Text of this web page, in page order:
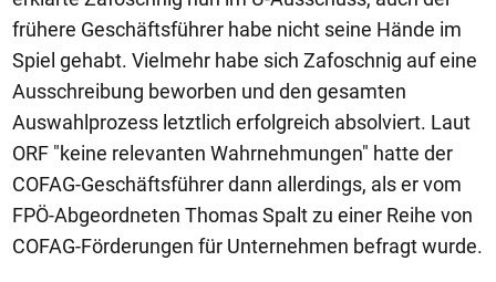
frühere Geschäftsführer habe nicht seine Hände im
Spiel gehabt. Vielmehr habe sich Zafoschnig auf eine
Ausschreibung beworben und den gesamten
Auswahlprozess letztlich erfolgreich absolviert. Laut
ORF "keine relevanten Wahrnehmungen" hatte der
COFAG-Geschäftsführer dann allerdings, als er vom
FPÖ-Abgeordneten Thomas Spalt zu einer Reihe von
COFAG-Förderungen für Unternehmen befragt wurde.